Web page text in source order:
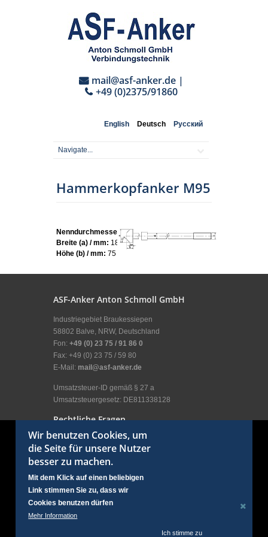
mail@asf-anker.de|
+49 (0)2375/91860
English Deutsch Русский
Hammerkopfanker M95
Nenndurchmesser:M95
Breite (a) / mm: 180
Höhe (b) / mm: 75
ASF-Anker Anton Schmoll GmbH
Industriegebiet Braukessiepen
58802 Balve, NRW, Deutschland
Fon: +49 (0) 23 75 / 91 86 0
Fax: +49 (0) 23 75 / 59 80
E-Mail: mail@asf-anker.de
Umsatzsteuer-ID gemäß § 27 a
Umsatzsteuergesetz: DE811338128
Rechtliche Fragen
Impressum
Allgemeine Geschäftsbedingungen
Allgemeine Nutzungsbedingungen
Kundenbereich
Anmelden
Wir benutzen Cookies, um
die Seite für unsere Nutzer
besser zu machen.
Mit dem Klick auf einen beliebigen
Link stimmen Sie zu, dass wir
Cookies benutzen dürfen
Mehr Information
Ich stimme zu